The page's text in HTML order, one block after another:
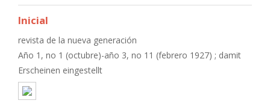
Inicial
revista de la nueva generación
Año 1, no 1 (octubre)-año 3, no 11 (febrero 1927) ; damit
Erscheinen eingestellt